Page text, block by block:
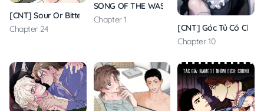
[CNT] Sour Or Bitter
Chapter 24
SONG OF THE WASTELAND
Chapter 1
[CNT] Góc Tủ Có
Chapter 10